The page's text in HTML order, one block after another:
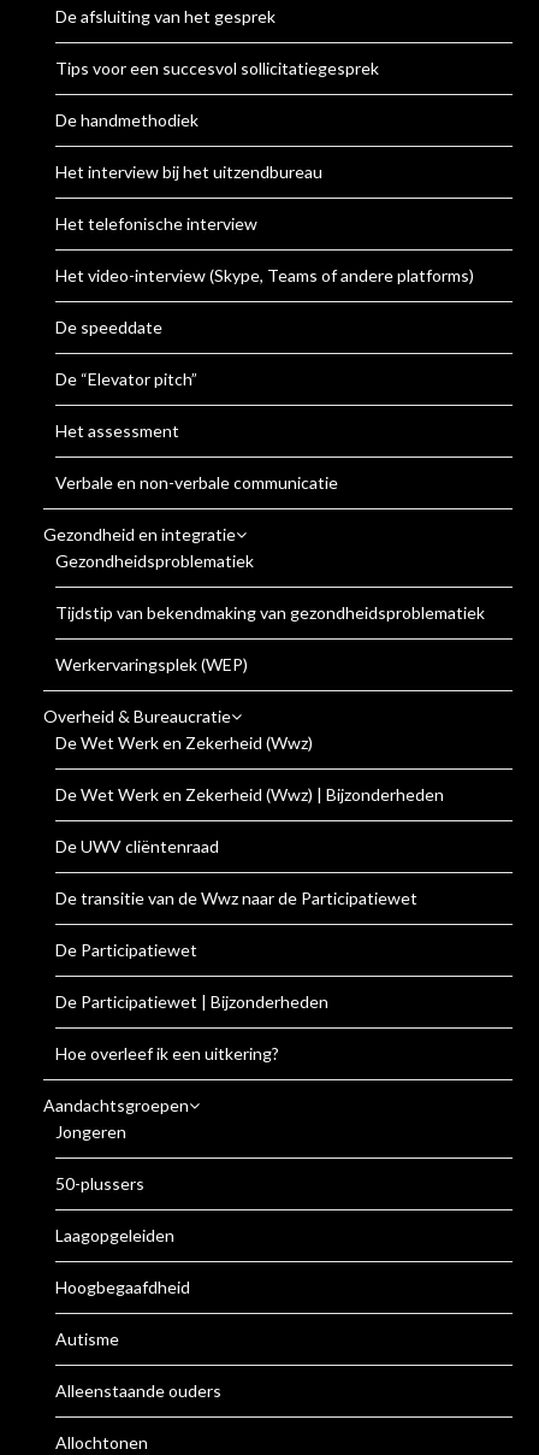
De afsluiting van het gesprek
Tips voor een succesvol sollicitatiegesprek
De handmethodiek
Het interview bij het uitzendbureau
Het telefonische interview
Het video-interview (Skype, Teams of andere platforms)
De speeddate
De “Elevator pitch”
Het assessment
Verbale en non-verbale communicatie
Gezondheid en integratie
Gezondheidsproblematiek
Tijdstip van bekendmaking van gezondheidsproblematiek
Werkervaringsplek (WEP)
Overheid & Bureaucratie
De Wet Werk en Zekerheid (Wwz)
De Wet Werk en Zekerheid (Wwz) | Bijzonderheden
De UWV cliëntenraad
De transitie van de Wwz naar de Participatiewet
De Participatiewet
De Participatiewet | Bijzonderheden
Hoe overleef ik een uitkering?
Aandachtsgroepen
Jongeren
50-plussers
Laagopgeleiden
Hoogbegaafdheid
Autisme
Alleenstaande ouders
Allochtonen